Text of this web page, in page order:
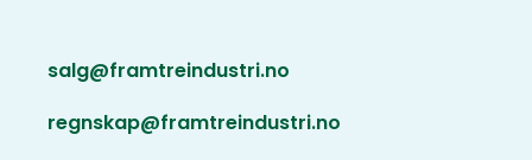
salg@framtreindustri.no
regnskap@framtreindustri.no